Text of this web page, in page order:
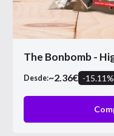
The Bonbomb -
Desde:~2.36€ -15.11%